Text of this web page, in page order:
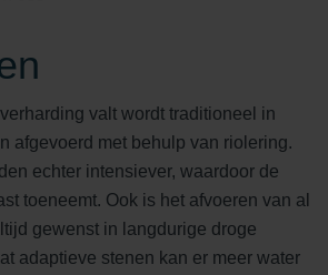
valt wordt traditioneel in
afgevoerd met behulp van riolering.
echter intensiever, waardoor de
toeneemt. Ook is het afvoeren van al
gewenst in langdurige droge
adaptieve stenen kan er meer water